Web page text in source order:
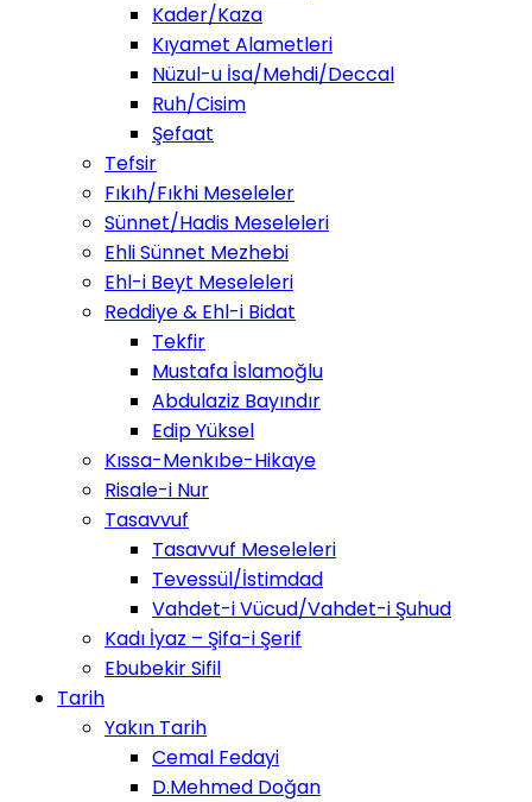
Kader/Kaza
Kıyamet Alametleri
Nüzul-u İsa/Mehdi/Deccal
Ruh/Cisim
Şefaat
Tefsir
Fıkıh/Fıkhi Meseleler
Sünnet/Hadis Meseleleri
Ehli Sünnet Mezhebi
Ehl-i Beyt Meseleleri
Reddiye & Ehl-i Bidat
Tekfir
Mustafa İslamoğlu
Abdulaziz Bayındır
Edip Yüksel
Kıssa-Menkıbe-Hikaye
Risale-i Nur
Tasavvuf
Tasavvuf Meseleleri
Tevessül/İstimdad
Vahdet-i Vücud/Vahdet-i Şuhud
Kadı İyaz – Şifa-i Şerif
Ebubekir Sifil
Tarih
Yakın Tarih
Cemal Fedayi
D.Mehmed Doğan